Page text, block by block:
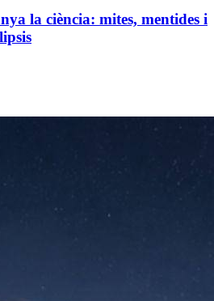
la ciència: mites, mentides i